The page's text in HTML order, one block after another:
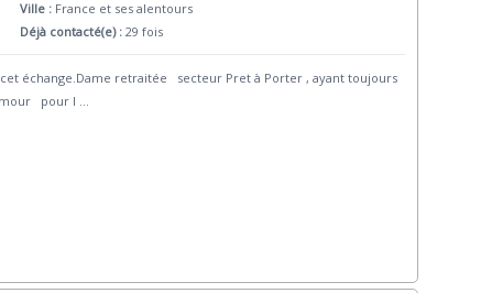
Ville : France et ses alentours
Déjà contacté(e) : 29 fois
échange.Dame retraitée secteur Pret à Porter , ayant toujours
pour l